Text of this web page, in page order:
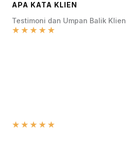
APA KATA KLIEN
Testimoni dan Umpan Balik Klien
★★★★★
★★★★★